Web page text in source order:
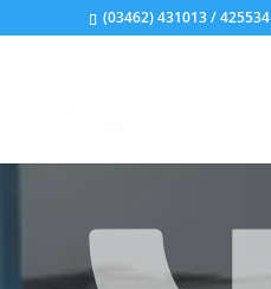
(03462) 431013 / 425534